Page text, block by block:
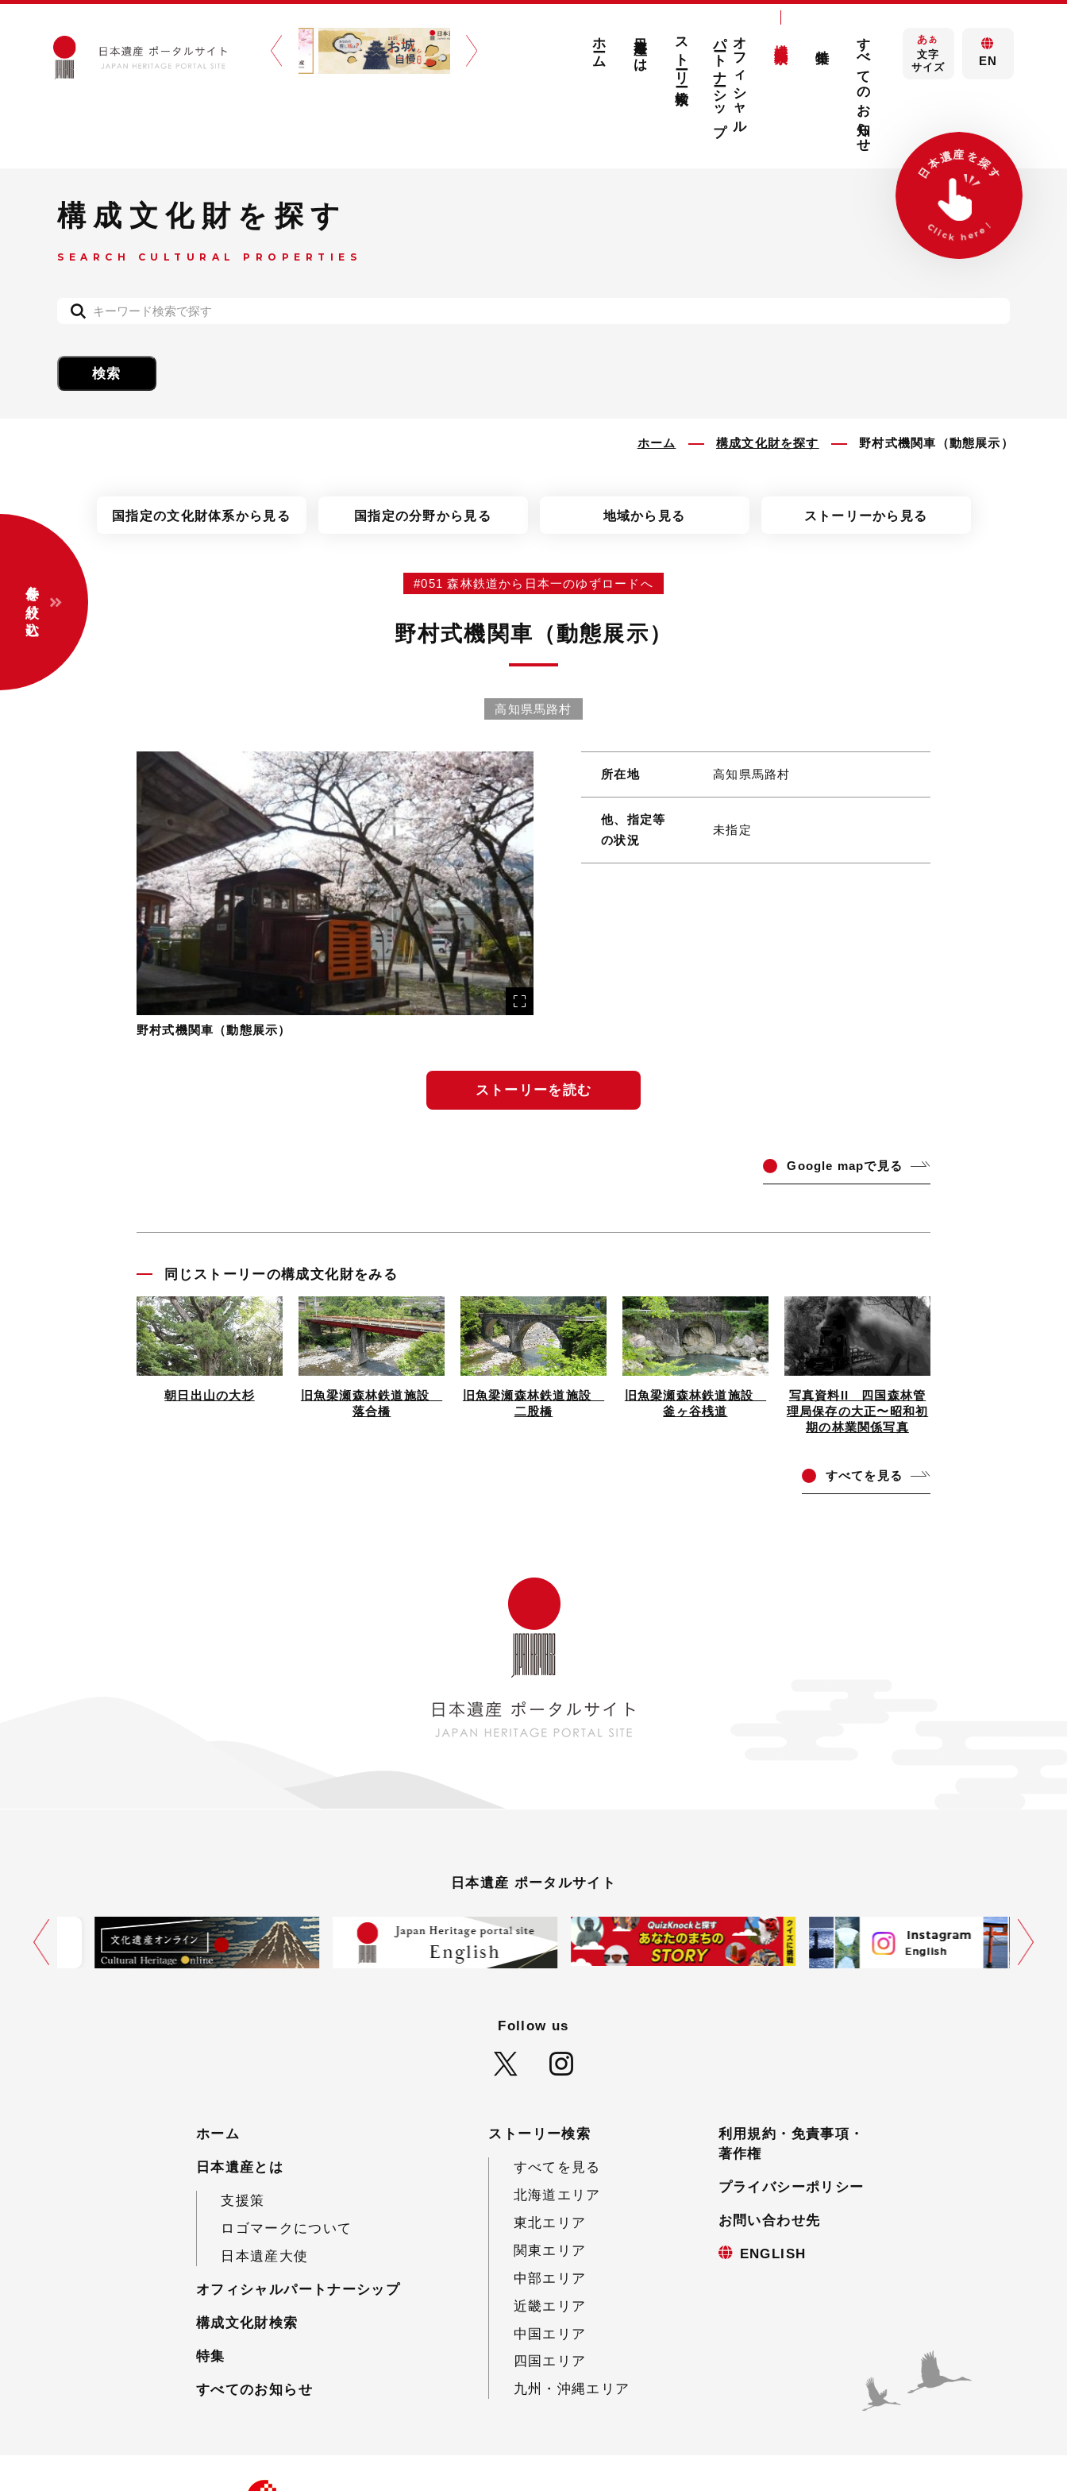
ホーム 日本遺産とは ストーリー検索 オフィシャル
パートナーシップ すべてのお知らせ あ あ
文字
サイズ
EN
構成文化財を探す
SEARCH CULTURAL PROPERTIES
ホーム 構成文化財を探す 野村式機関車（動態展示）
国指定の文化財体系から見る 国指定の分野から見る 地域から見る ストーリーから見る
条件を絞り込む #051 森林鉄道から日本一のゆずロードへ
野村式機関車（動態展示）
高知県馬路村
野村式機関車（動態展示）
所在地 高知県馬路村
他、指定等
の状況
未指定
ストーリーを読む
Google mapで見る
同じストーリーの構成文化財をみる
朝日出山の大杉
旧魚梁瀬森林鉄道施設
落合橋
旧魚梁瀬森林鉄道施設
二股橋
旧魚梁瀬森林鉄道施設
釜ヶ谷桟道
写真資料II 四国森林管
理局保存の大正〜昭和初
期の林業関係写真
すべてを見る
日本遺産 ポータルサイト
Follow us
ホーム
日本遺産とは
支援策
ロゴマークについて
日本遺産大使
オフィシャルパートナーシップ
構成文化財検索
特集
すべてのお知らせ
ストーリー検索
すべてを見る
北海道エリア
東北エリア
関東エリア
中部エリア
近畿エリア
中国エリア
四国エリア
九州・沖縄エリア
利用規約・免責事項・
著作権
プライバシーポリシー
お問い合わせ先
ENGLISH